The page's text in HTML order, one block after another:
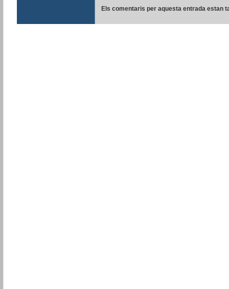
Els comentaris per aquesta entrada estan